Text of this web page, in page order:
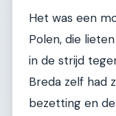
Het was een
Polen, die
in de strijd
Breda zelf had
bezetting en